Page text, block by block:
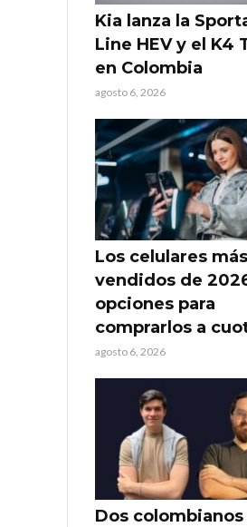
Kia lanza la
Line HEV y el K4
en Colombia
agosto 6, 2026
Los celulares más
vendidos de
opciones para
comprarlos a
agosto 6, 2026
Dos